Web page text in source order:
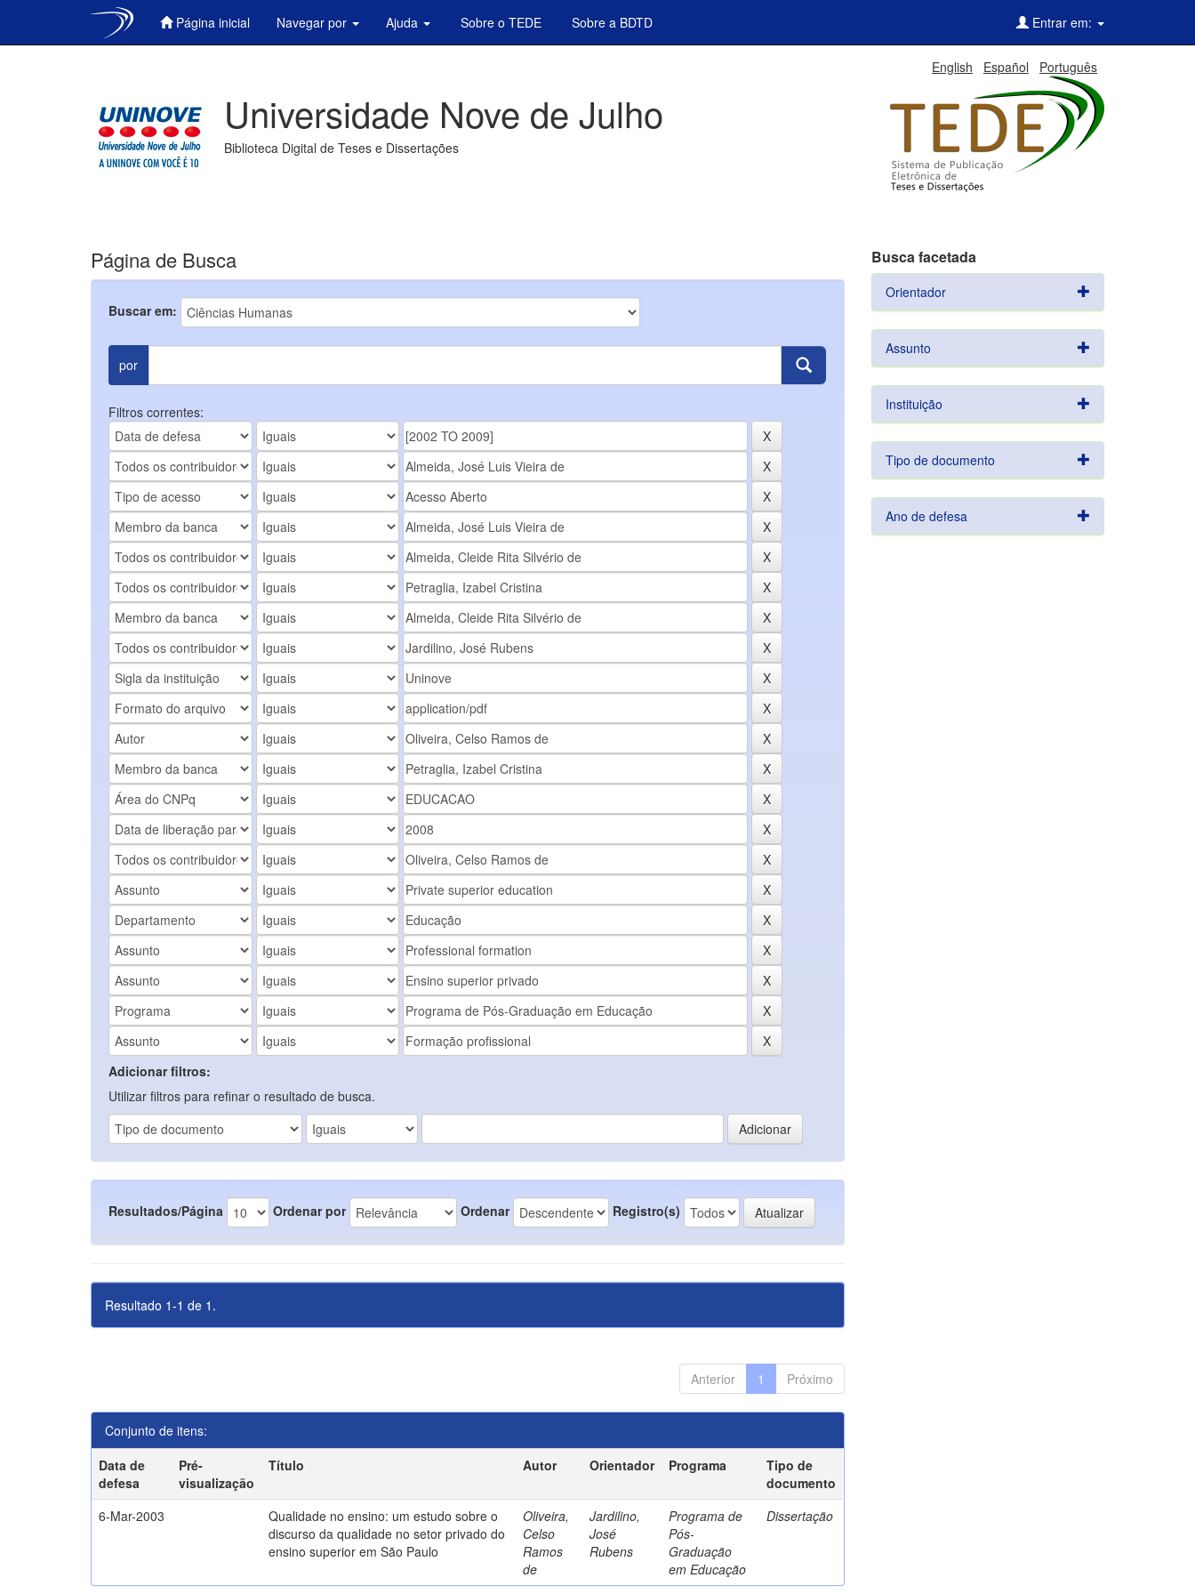
Página inicial Navegar por Ajuda Sobre o TEDE Sobre a BDTD Entrar em:
English Español Português
Universidade Nove de Julho
Biblioteca Digital de Teses e Dissertações
Página de Busca
Buscar em:
por
Filtros correntes:
Adicionar filtros:
Utilizar filtros para refinar o resultado de busca.
Resultados/Página Ordenar por Ordenar Registro(s)
Resultado 1-1 de 1.
Anterior 1 Próximo
Conjunto de itens:
Data de
defesa
Pré-
visualização
Título Autor Orientador Programa
Tipo de
documento
6-Mar-2003
Qualidade no ensino: um estudo sobre o
discurso da qualidade no setor privado do
ensino superior em São Paulo
Oliveira,
Celso
Ramos
de
Jardilino,
José
Rubens
Programa de
Pós-
Graduação
em Educação
Dissertação
Busca facetada
Orientador
Assunto
Instituição
Tipo de documento
Ano de defesa